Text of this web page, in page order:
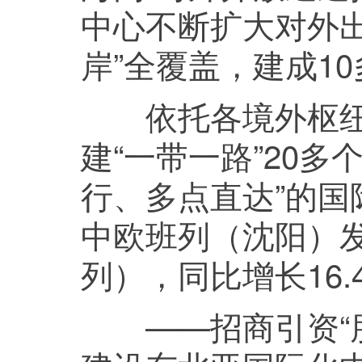
中心不断扩大对外
岸”全覆盖，建成
依托各境外枢纽
建“一带一路”20多
行、多点直达”的
中欧班列（沈阳）
列），同比增长
——招商引资“朋